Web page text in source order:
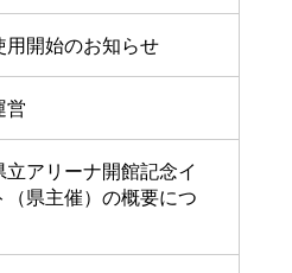
用開始のお知らせ
営
立アリーナ開館記念イ
（県主催）の概要につ